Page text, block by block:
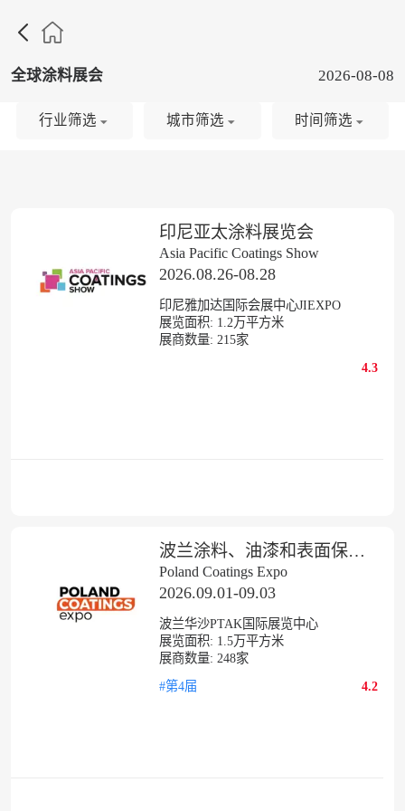

全球涂料展会 2026-08-08
印尼亚太涂料展览会
Asia Pacific Coatings Show
2026.08.26-08.28
印尼雅加达国际会展中心JIEXPO
展览面积: 1.2 万平方米
展商数量: 215家
4.3
波兰涂料、油漆和表面保护展览会
Poland Coatings Expo
2026.09.01-09.03
波兰华沙PTAK国际展览中心
展览面积: 1.5万平方米
展商数量: 248家
#第4届
4.2
行业筛选 城市筛选 时间筛选